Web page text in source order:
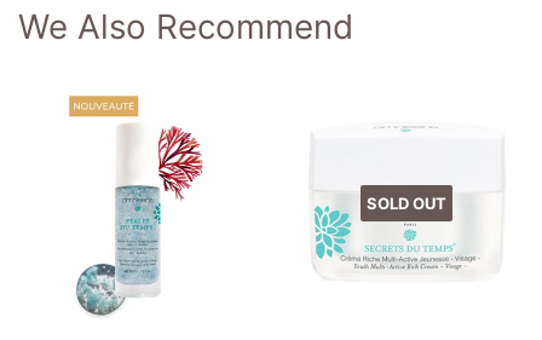
We Also Recommend
SOLD OUT